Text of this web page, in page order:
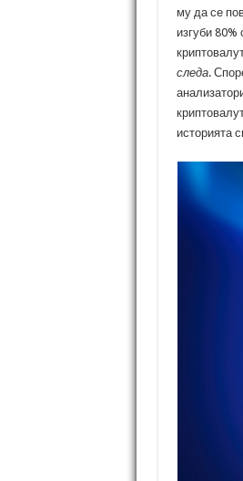
му да се
изгуби
следа.
историята